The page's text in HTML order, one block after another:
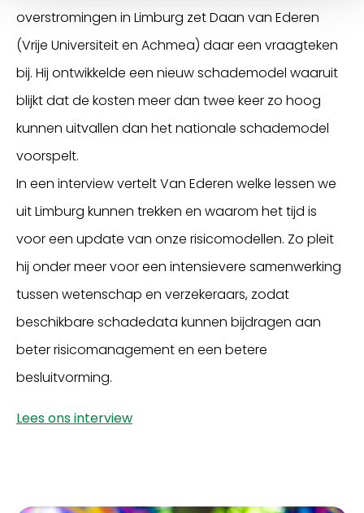
overstromingen in Limburg zet Daan van Ederen
(Vrije Universiteit en Achmea) daar een vraagteken
bij. Hij ontwikkelde een nieuw schademodel waaruit
blijkt dat de kosten meer dan twee keer zo hoog
kunnen uitvallen dan het nationale schademodel
voorspelt.
In een interview vertelt Van Ederen welke lessen we
uit Limburg kunnen trekken en waarom het tijd is
voor een update van onze risicomodellen. Zo pleit
hij onder meer voor een intensievere samenwerking
tussen wetenschap en verzekeraars, zodat
beschikbare schadedata kunnen bijdragen aan
beter risicomanagement en een betere
besluitvorming.
Lees ons interview